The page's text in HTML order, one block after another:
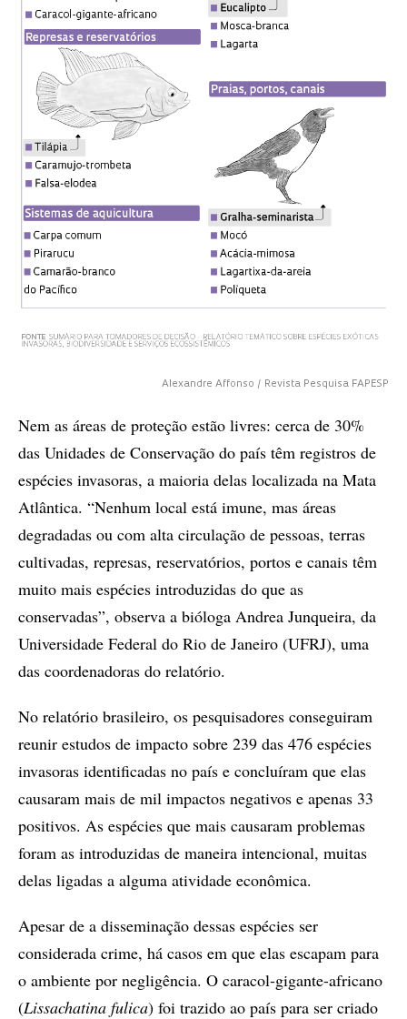
Alexandre Affonso / Revista Pesquisa FAPESP
Nem as áreas de proteção estão livres: cerca de 30%
das Unidades de Conservação do país têm registros de
espécies invasoras, a maioria delas localizada na Mata
Atlântica. “Nenhum local está imune, mas áreas
degradadas ou com alta circulação de pessoas, terras
cultivadas, represas, reservatórios, portos e canais têm
muito mais espécies introduzidas do que as
conservadas”, observa a bióloga Andrea Junqueira, da
Universidade Federal do Rio de Janeiro (UFRJ), uma
das coordenadoras do relatório.
No relatório brasileiro, os pesquisadores conseguiram
reunir estudos de impacto sobre 239 das 476 espécies
invasoras identificadas no país e concluíram que elas
causaram mais de mil impactos negativos e apenas 33
positivos. As espécies que mais causaram problemas
foram as introduzidas de maneira intencional, muitas
delas ligadas a alguma atividade econômica.
Apesar de a disseminação dessas espécies ser
considerada crime, há casos em que elas escapam para
o ambiente por negligência. O caracol-gigante-africano
(Lissachatina fulica) foi trazido ao país para ser criado